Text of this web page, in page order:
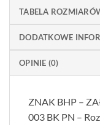
TABELA
DODATKOWE
OPINIE (0)
ZNAK BHP –
003 BK PN –